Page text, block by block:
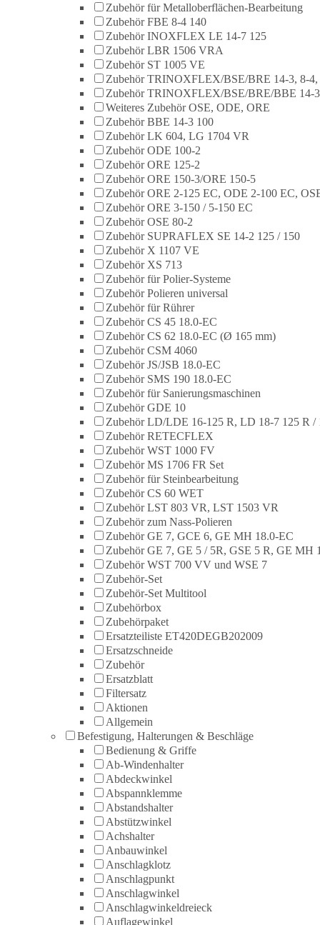
Zubehör für Metalloberflächen-Bearbeitung
Zubehör FBE 8-4 140
Zubehör INOXFLEX LE 14-7 125
Zubehör LBR 1506 VRA
Zubehör ST 1005 VE
Zubehör TRINOXFLEX/BSE/BRE 14-3, 8-
Zubehör TRINOXFLEX/BSE/BRE/BBE 14-3
Weiteres Zubehör OSE, ODE, ORE
Zubehör BBE 14-3 100
Zubehör LK 604, LG 1704 VR
Zubehör ODE 100-2
Zubehör ORE 125-2
Zubehör ORE 150-3/ORE 150-5
Zubehör ORE 2-125 EC, ODE 2-100 EC,
Zubehör ORE 3-150 / 5-150 EC
Zubehör OSE 80-2
Zubehör SUPRAFLEX SE 14-2 125 / 150
Zubehör X 1107 VE
Zubehör XS 713
Zubehör für Polier-Systeme
Zubehör Polieren universal
Zubehör für Rührer
Zubehör CS 45 18.0-EC
Zubehör CS 62 18.0-EC (Ø 165 mm)
Zubehör CSM 4060
Zubehör JS/JSB 18.0-EC
Zubehör SMS 190 18.0-EC
Zubehör für Sanierungsmaschinen
Zubehör GDE 10
Zubehör LD/LDE 16-125 R, LD 18-7 125 R /
Zubehör RETECFLEX
Zubehör WST 1000 FV
Zubehör MS 1706 FR Set
Zubehör für Steinbearbeitung
Zubehör CS 60 WET
Zubehör LST 803 VR, LST 1503 VR
Zubehör zum Nass-Polieren
Zubehör GE 7, GCE 6, GE MH 18.0-EC
Zubehör GE 7, GE 5 / 5R, GSE 5 R, GE MH
Zubehör WST 700 VV und WSE 7
Zubehör-Set
Zubehör-Set Multitool
Zubehörbox
Zubehörpaket
Ersatzteiliste ET420DEGB202009
Ersatzschneide
Zubehör
Ersatzblatt
Filtersatz
Aktionen
Allgemein
Befestigung, Halterungen & Beschläge
Bedienung & Griffe
Ab-Windenhalter
Abdeckwinkel
Abspannklemme
Abstandshalter
Abstützwinkel
Achshalter
Anbauwinkel
Anschlagklotz
Anschlagpunkt
Anschlagwinkel
Anschlagwinkeldreieck
Auflagewinkel